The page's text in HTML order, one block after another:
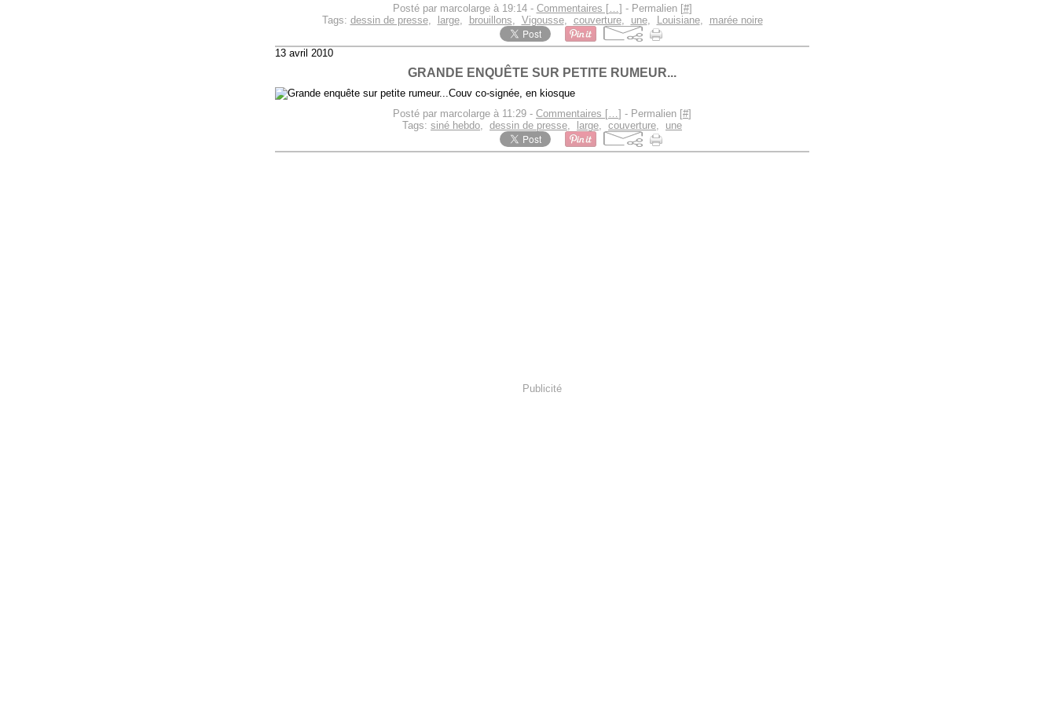
Posté par marcolarge à 19:14 - Commentaires […] - Permalien [#]
Tags: dessin de presse, large, brouillons, Vigousse, couverture, une, Louisiane, marée noire
13 avril 2010
GRANDE ENQUÊTE SUR PETITE RUMEUR...
Couv co-signée, en kiosque
Posté par marcolarge à 11:29 - Commentaires […] - Permalien [#]
Tags: siné hebdo, dessin de presse, large, couverture, une
Publicité